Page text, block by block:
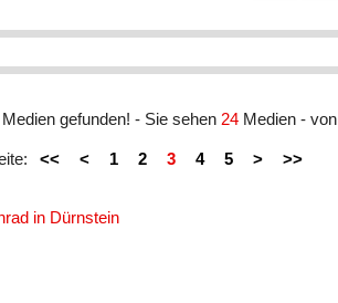
gefunden! - Sie sehen 24 Medien - von
<< < 1 2 3 4 5 > >>